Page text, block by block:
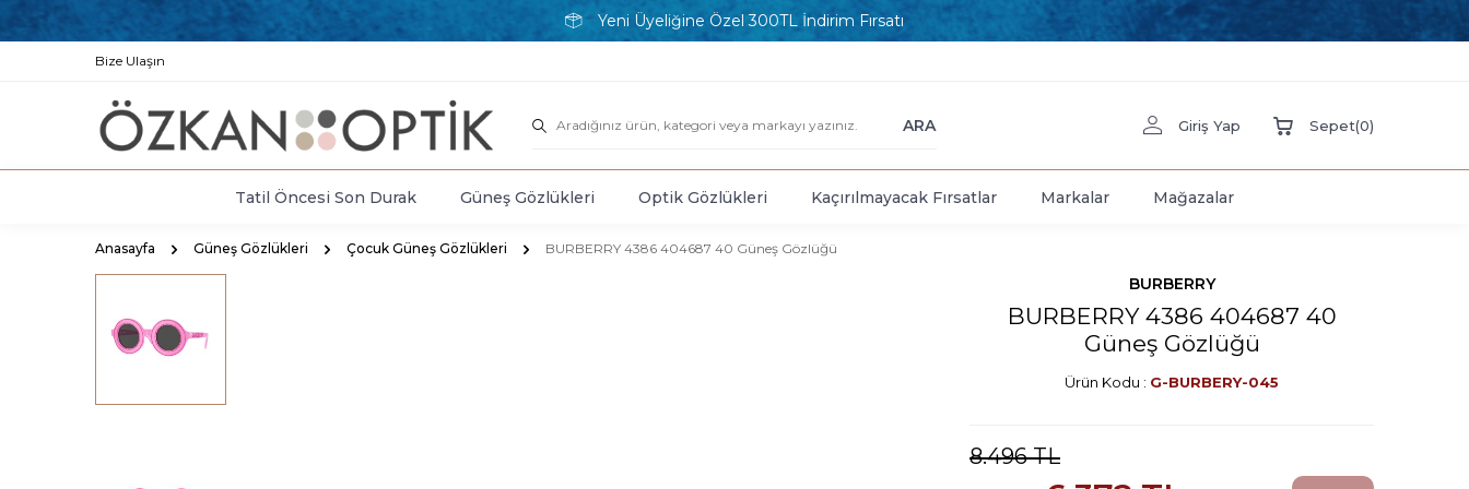
Yeni Üyeliğine Özel 300TL İndirim Fırsatı
Bize Ulaşın
ARA Giriş Yap Sepet(0)
Tatil Öncesi Son Durak Güneş Gözlükleri Optik Gözlükleri Kaçırılmayacak Fırsatlar Markalar Mağazalar
Anasayfa Güneş Gözlükleri Çocuk Güneş Gözlükleri BURBERRY 4386 404687 40 Güneş Gözlüğü
BURBERRY
BURBERRY 4386 404687 40
Güneş Gözlüğü
Ürün Kodu : G-BURBERY-045
8.496TL